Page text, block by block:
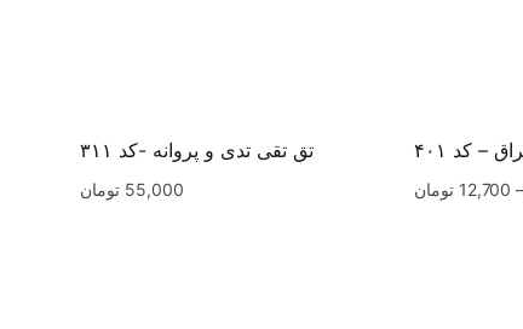
– کد ۴۰۱
–
12,700 تومان
تق تقی تدی و پروانه -کد ۳۱۱
55,000 تومان